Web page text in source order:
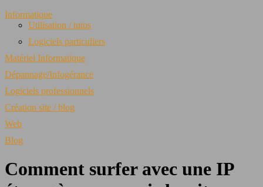
Informatique
Utilisation / tutos
Logiciels particuliers
Matériel Informatique
Dépannage/Infogérance
Logiciels professionnels
Création site / blog
Web
Blog
Comment surfer avec une IP